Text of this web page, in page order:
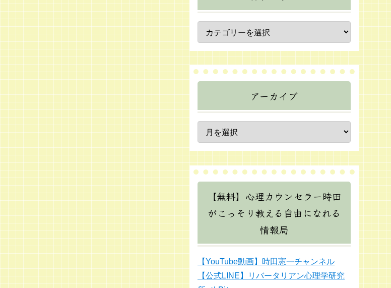
アーカイブ
【無料】心理カウンセラー時田
がこっそり教える自由になれる
情報局
【YouTube動画】時田憲一チャンネル
【公式LINE】リバータリアン心理学研究